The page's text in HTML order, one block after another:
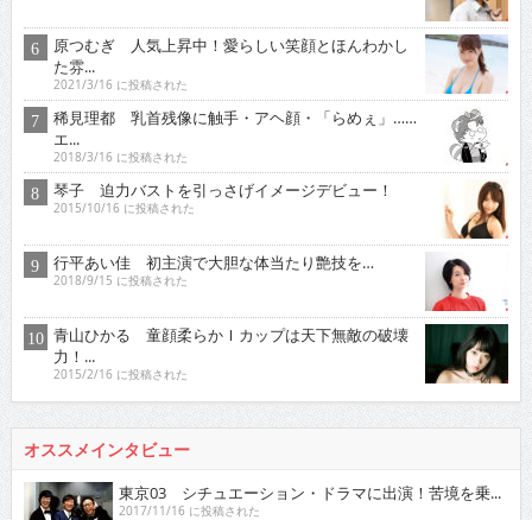
原つむぎ 人気上昇中！愛らしい笑顔とほんわかし
た雰...
2021/3/16 に投稿された
稀見理都 乳首残像に触手・アヘ顔・「らめぇ」……
エ...
2018/3/16 に投稿された
琴子 迫力バストを引っさげイメージデビュー！
2015/10/16 に投稿された
行平あい佳 初主演で大胆な体当たり艶技を…
2018/9/15 に投稿された
青山ひかる 童顔柔らかＩカップは天下無敵の破壊
力！...
2015/2/16 に投稿された
オススメインタビュー
東京03 シチュエーション・ドラマに出演！苦境を乗...
2017/11/16 に投稿された